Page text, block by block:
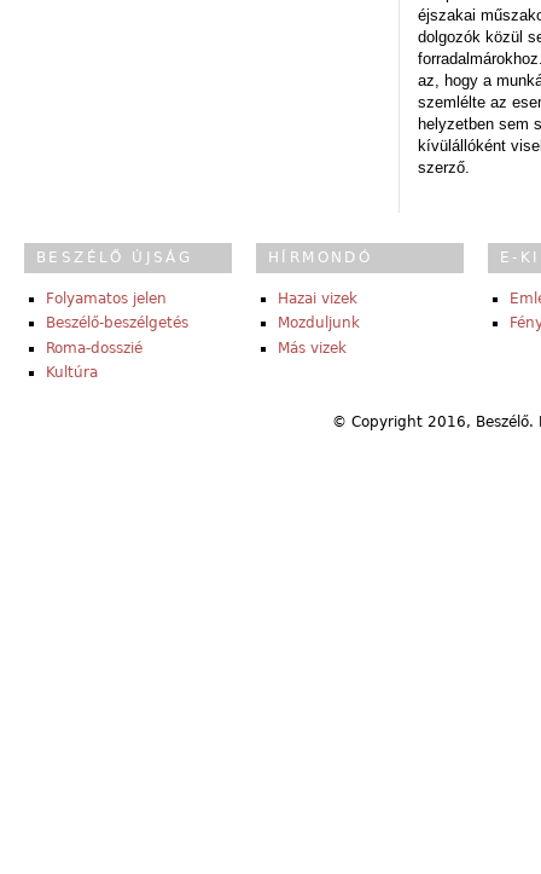
éjszakai
dolgozók közül
az, hogy a
szemlélte az
helyzetben sem
kívülállóként
szerző.
BESZÉLŐ ÚJSÁG
Folyamatos jelen
Beszélő-beszélgetés
Roma-dosszié
Kultúra
HÍRMONDÓ
Hazai vizek
Mozduljunk
Más vizek
E-
© Copyright 2016,